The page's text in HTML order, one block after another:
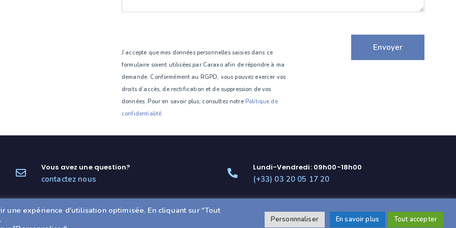
J’accepte que mes données personnelles saisies dans ce
formulaire soient utilisées par Caraxo afin de répondre à ma
demande. Conformément au RGPD, vous pouvez exercer vos
droits d’accès, de rectification et de suppression de vos
données. Pour en savoir plus, consultez notre Politique de
confidentialité.
Vous avez une question?
contactez nous
Nos locaux
Lundi-Vendredi: 09h00-18h00
(+33) 03 20 05 17 20
Besoin d'un local professionnel ?
CAP CARAXO
une expérience d'utilisation optimisée. En cliquant sur "Tout
Personnnaliser En savoir plus Tout accepter